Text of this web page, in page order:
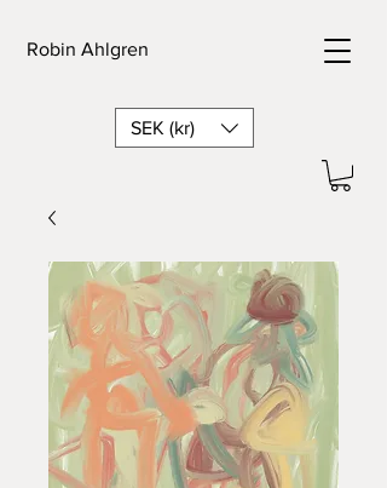
Robin Ahlgren
SEK (kr)